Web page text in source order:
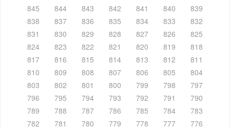
845
844 843 842 841 840
839
838
837 836 835 834 833
832
831
830 829 828 827 826
825
824
823 822 821 820 819
818
817
816 815 814 813 812
811
810
809 808 807 806 805
804
803
802 801 800 799 798
797
796
795 794 793 792 791
790
789
788 787 786 785 784
783
782
781 780 779 778 777
776